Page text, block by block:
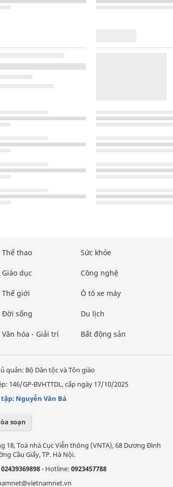
Thể thao
Giáo dục
Thế giới
Đời sống
Văn hóa - Giải trí
Sức khỏe
Công nghệ
Ô tô xe máy
Du lịch
Bất động sản
quản: Bộ Dân tộc và Tôn giáo
146/GP-BVHTTDL, cấp ngày 17/10/2025
Nguyễn Văn Bá
soạn
18, Toà nhà Cục Viễn thông (VNTA), 68 Dương Đình
Cầu Giấy, TP. Hà Nội.
02439369898- Hotline: 0923457788